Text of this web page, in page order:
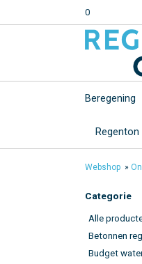
0
Beregening
Webshop »
Categorie
Alle
Betonnen
Budget